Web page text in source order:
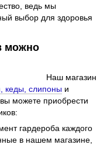
ведь мы
выбор для здоровья
можно
Наш магазин
кеды, слипоны и
можете приобрести
гардероба каждого
в нашем магазине,